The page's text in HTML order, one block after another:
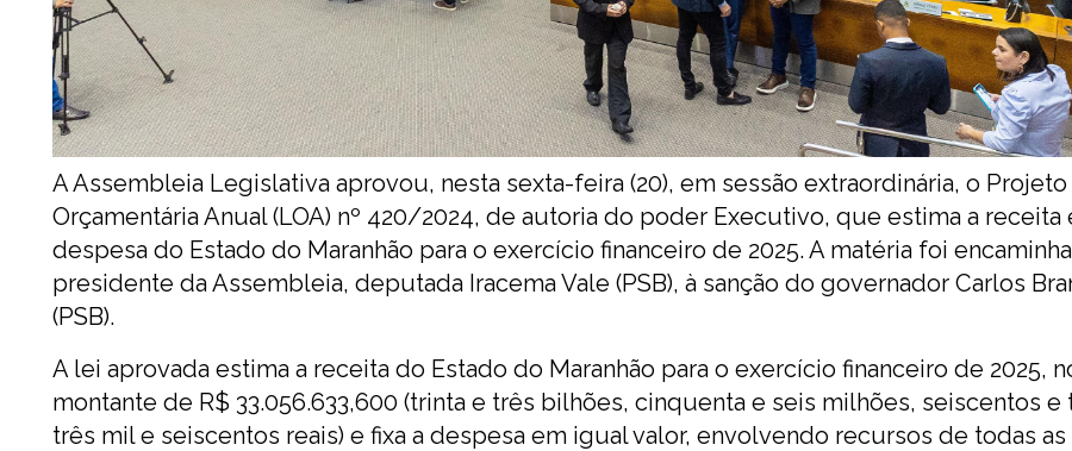
A Assembleia Legislativa aprovou, nesta sexta-feira (20), em sessão extraordinária, o
Orçamentária Anual (LOA) nº 420/2024, de autoria do poder Executivo, que estima a receita
despesa do Estado do Maranhão para o exercício financeiro de 2025. A matéria foi
presidente da Assembleia, deputada Iracema Vale (PSB), à sanção do governador Carlos
(PSB).
A lei aprovada estima a receita do Estado do Maranhão para o exercício financeiro de 2025,
montante de R$ 33.056.633,600 (trinta e três bilhões, cinquenta e seis milhões, seiscentos e
três mil e seiscentos reais) e fixa a despesa em igual valor, envolvendo recursos de todas